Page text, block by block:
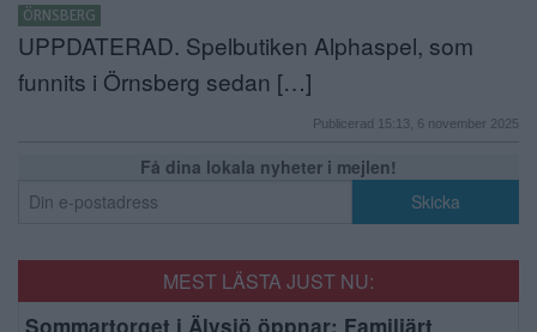
ÖRNSBERG
UPPDATERAD. Spelbutiken Alphaspel, som
funnits i Örnsberg sedan […]
Publicerad 15:13, 6 november 2025
Få dina lokala nyheter i mejlen!
MEST LÄSTA JUST NU:
Sommartorget i Älvsjö öppnar: Familjärt